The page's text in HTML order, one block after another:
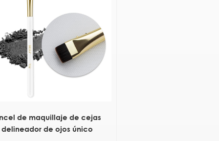
de maquillaje de cejas
delineador de ojos único